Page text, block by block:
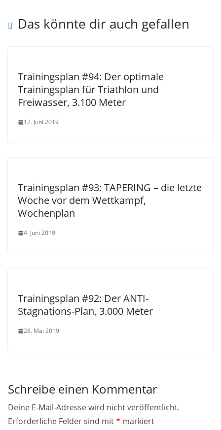
Das könnte dir auch gefallen
Trainingsplan #94: Der optimale
Trainingsplan für Triathlon und
Freiwasser, 3.100 Meter
12. Juni 2019
Trainingsplan #93: TAPERING – die letzte
Woche vor dem Wettkampf,
Wochenplan
4. Juni 2019
Trainingsplan #92: Der ANTI-
Stagnations-Plan, 3.000 Meter
28. Mai 2019
Schreibe einen Kommentar
Deine E-Mail-Adresse wird nicht veröffentlicht.
Erforderliche Felder sind mit* markiert